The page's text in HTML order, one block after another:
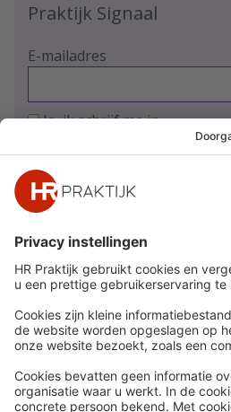
Praktijk Signaal
E-mailadres
Ja, ik schrijf me in
Snel naar
Nieuws
Whitepapers
Webinars
Word lid